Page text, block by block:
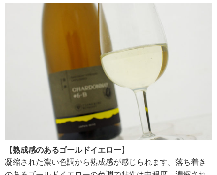
【熟成感のあるゴールドイエロー】
凝縮された濃い色調から熟成感が感じられます。落ち着き